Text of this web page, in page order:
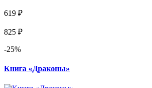
619 ₽
825 ₽
-25%
Книга «Драконы»